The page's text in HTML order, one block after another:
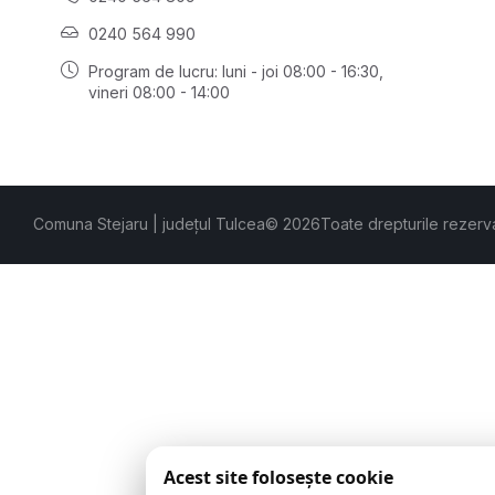
0240 564 990
Program de lucru: luni - joi 08:00 - 16:30,
vineri 08:00 - 14:00
Comuna Stejaru | județul Tulcea© 2026Toate drepturile
Acest site folosește cookie